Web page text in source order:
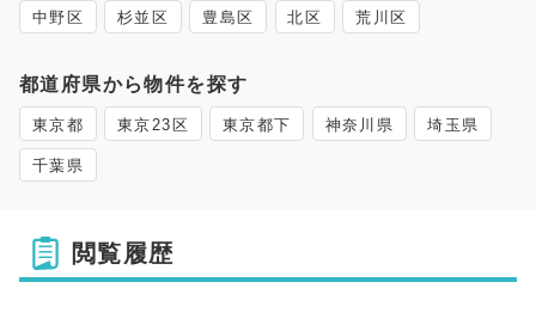
中野区 杉並区 豊島区 北区 荒川区
都道府県から物件を探す
東京都 東京23区 東京都下 神奈川県 埼玉県
千葉県
閲覧履歴